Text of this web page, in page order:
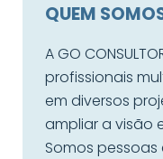
QUEM
A GO
profissionais
em diversos
ampliar a visão
Somos